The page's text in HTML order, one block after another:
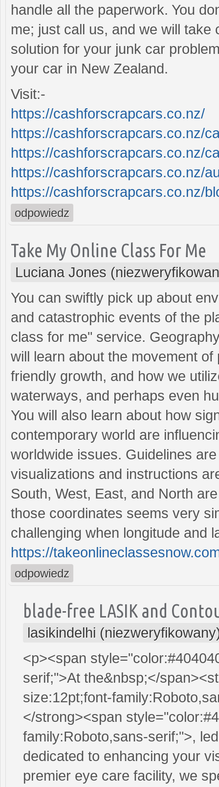
handle all the paperwork. You
me; just call us, and we will
solution for your junk car
your car in New Zealand.
Visit:-
https://cashforscrapcars.co.nz/
https://cashforscrapcars.co.nz/
https://cashforscrapcars.co.nz/
https://cashforscrapcars.co.nz/
https://cashforscrapcars.co.nz/
odpowiedz
Take My Online Class For Me
Luciana Jones
You can swiftly pick up about
and catastrophic events of the
class for me" service.
will learn about the movement
friendly growth, and how we
waterways, and perhaps even
You will also learn about how
contemporary world are
worldwide issues. Guidelines
visualizations and instructions
South, West, East, and North
those coordinates seems very
challenging when longitude and
https://
odpowiedz
blade-free LASIK and
lasikindelhi
<p><span
serif;">At the&nbsp;</
size:12pt;font-
</strong><span
family:Roboto,sans-serif;">,
dedicated to enhancing your
premier eye care facility, we